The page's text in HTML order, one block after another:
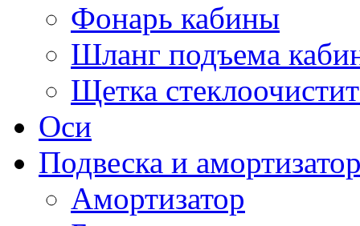
Фонарь кабины
Шланг подъема
Щетка
Оси
Подвеска и
Амортизатор